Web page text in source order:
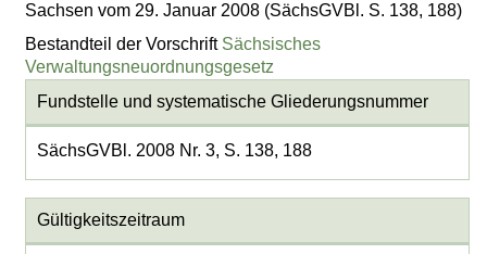
Sachsen vom 29. Januar 2008 (SächsGVBl. S. 138, 188)
Bestandteil der Vorschrift Sächsisches
Verwaltungsneuordnungsgesetz
Fundstelle und systematische Gliederungsnummer
SächsGVBl. 2008 Nr. 3, S. 138, 188
Gültigkeitszeitraum